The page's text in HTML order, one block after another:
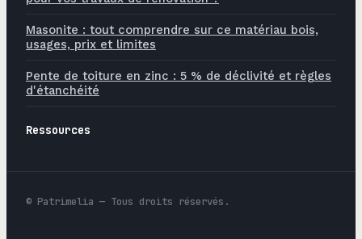
Masonite : tout comprendre sur ce matériau bois,
usages, prix et limites
Pente de toiture en zinc : 5 % de déclivité et règles
d'étanchéité
Ressources
© Patrimelia — Tous droits réservés.